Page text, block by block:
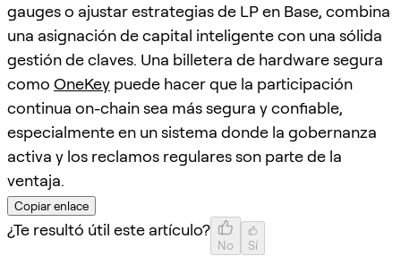
gauges o ajustar estrategias de LP en Base, combina
una asignación de capital inteligente con una sólida
gestión de claves. Una billetera de hardware segura
como OneKey puede hacer que la participación
continua on-chain sea más segura y confiable,
especialmente en un sistema donde la gobernanza
activa y los reclamos regulares son parte de la
ventaja.
Copiar enlace
¿Te resultó útil este artículo?
No Sí